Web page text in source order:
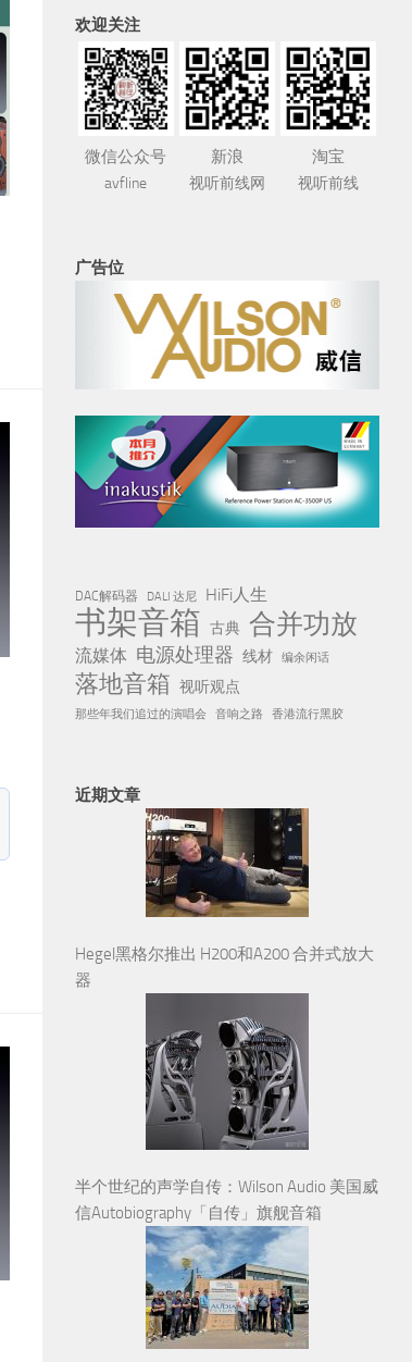
欢迎关注
微信公众号
avfline
新浪
视听前线网
淘宝
视听前线
广告位
DAC解码器 DALI 达尼 HiFi人生
书架音箱 古典 合并功放
流媒体 电源处理器 线材 编余闲话
落地音箱 视听观点
那些年我们追过的演唱会 音响之路 香港流行黑胶
近期文章
Hegel黑格尔推出 H200和A200 合并式放大
器
半个世纪的声学自传：Wilson Audio 美国威
信Autobiography「自传」旗舰音箱